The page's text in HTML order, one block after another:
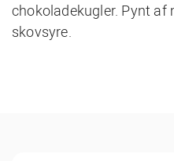
chokoladekugler. Pynt af
skovsyre.